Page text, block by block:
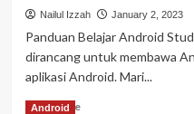
Proyek
Studio
untuk
Pemula
Nailul Izzah January 2, 2023
Panduan Belajar Android
dirancang untuk membawa
aplikasi Android. Mari...
Read MoreRead
Android